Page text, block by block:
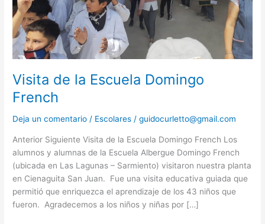
Visita de la Escuela Domingo
French
Deja un comentario / Escolares /guidocurletto@gmail.com
Anterior Siguiente Visita de la Escuela Domingo French Los
alumnos y alumnas de la Escuela Albergue Domingo French
(ubicada en Las Lagunas – Sarmiento) visitaron nuestra planta
en Cienaguita San Juan. Fue una visita educativa guiada que
permitió que enriquezca el aprendizaje de los 43 niños que
fueron. Agradecemos a los niños y niñas por […]